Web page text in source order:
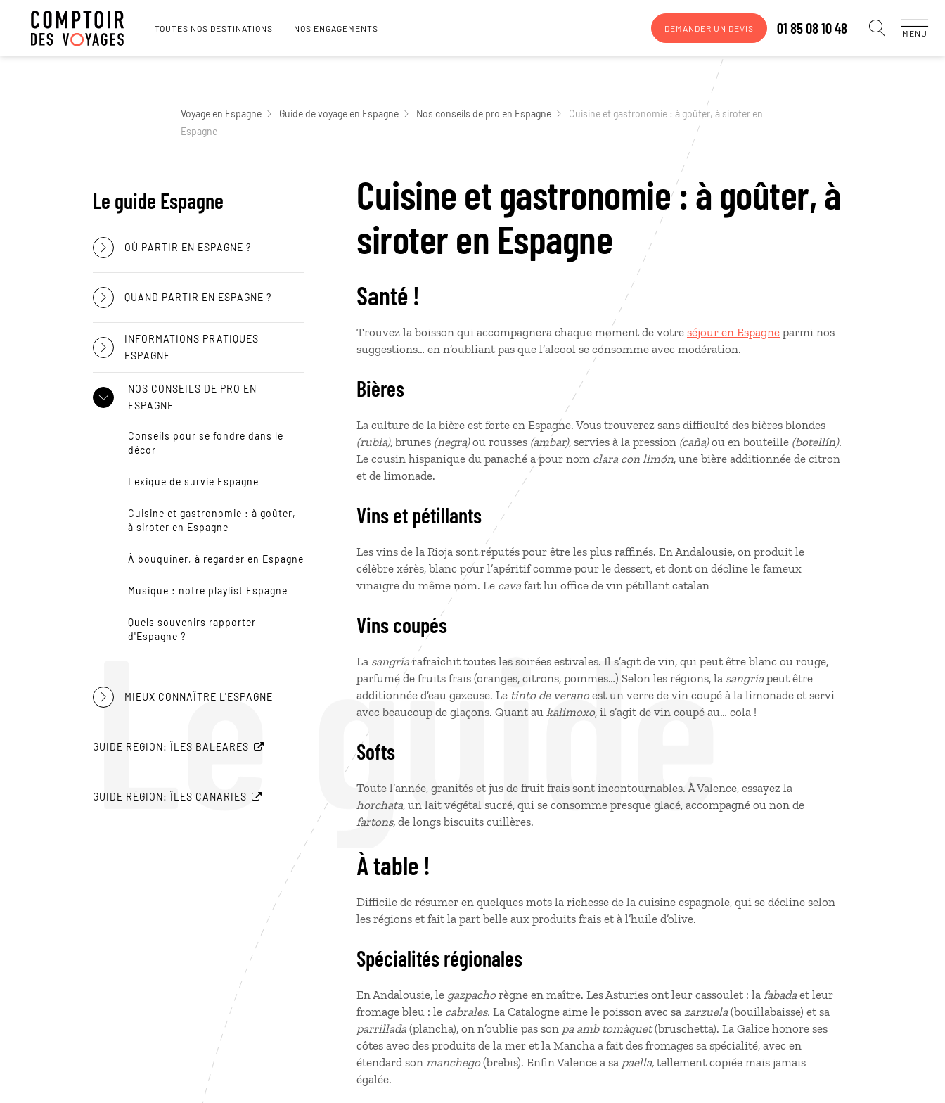
TOUTES NOS DESTINATIONS NOS ENGAGEMENTS DEMANDER UN DEVIS 01 85 08 10 48 MENU
Voyage en Espagne Guide de voyage en Espagne Nos conseils de pro en Espagne
Cuisine et gastronomie : à goûter, à siroter en
Espagne
Le guide
Le guide Espagne
OÙ PARTIR EN ESPAGNE ?
QUAND PARTIR EN ESPAGNE ?
INFORMATIONS PRATIQUES
ESPAGNE
NOS CONSEILS DE PRO EN
ESPAGNE
Conseils pour se fondre dans le
décor
Lexique de survie Espagne
Cuisine et gastronomie : à goûter,
à siroter en Espagne
À bouquiner, à regarder en Espagne
Musique : notre playlist Espagne
Quels souvenirs rapporter
d'Espagne ?
MIEUX CONNAÎTRE L'ESPAGNE
GUIDE RÉGION: ÎLES BALÉARES
GUIDE RÉGION: ÎLES CANARIES
Cuisine et gastronomie : à goûter, à
siroter en Espagne
Santé !
Trouvez la boisson qui accompagnera chaque moment de votre séjour en Espagne parmi nos
suggestions… en n’oubliant pas que l’alcool se consomme avec modération.
Bières
La culture de la bière est forte en Espagne. Vous trouverez sans difficulté des bières blondes
(rubia), brunes (negra)ou rousses (ambar), servies à la pression (caña)ou en bouteille (botellín).
Le cousin hispanique du panaché a pour nom clara con limón, une bière additionnée de citron
et de limonade.
Vins et pétillants
Les vins de la Rioja sont réputés pour être les plus raffinés. En Andalousie, on produit le
célèbre xérès, blanc pour l’apéritif comme pour le dessert, et dont on décline le fameux
vinaigre du même nom. Le cava fait lui office de vin pétillant catalan
Vins coupés
La sangríarafraîchit toutes les soirées estivales. Il s’agit de vin, qui peut être blanc ou rouge,
parfumé de fruits frais (oranges, citrons, pommes…) Selon les régions, la sangría peut être
additionnée d’eau gazeuse. Le tinto de veranoest un verre de vin coupé à la limonade et servi
avec beaucoup de glaçons. Quant au kalimoxo, il s’agit de vin coupé au… cola !
Softs
Toute l’année, granités et jus de fruit frais sont incontournables. À Valence, essayez la
horchata, un lait végétal sucré, qui se consomme presque glacé, accompagné ou non de
fartons, de longs biscuits cuillères.
À table !
Difficile de résumer en quelques mots la richesse de la cuisine espagnole, qui se décline selon
les régions et fait la part belle aux produits frais et à l’huile d’olive.
Spécialités régionales
En Andalousie, le gazpachorègne en maître. Les Asturies ont leur cassoulet : la fabada et leur
fromage bleu : le cabrales. La Catalogne aime le poisson avec sa zarzuela (bouillabaisse) et sa
parrillada (plancha), on n’oublie pas son pa amb tomàquet(bruschetta). La Galice honore ses
côtes avec des produits de la mer et la Mancha a fait des fromages sa spécialité, avec en
étendard son manchego(brebis). Enfin Valence a sa paella, tellement copiée mais jamais
égalée.